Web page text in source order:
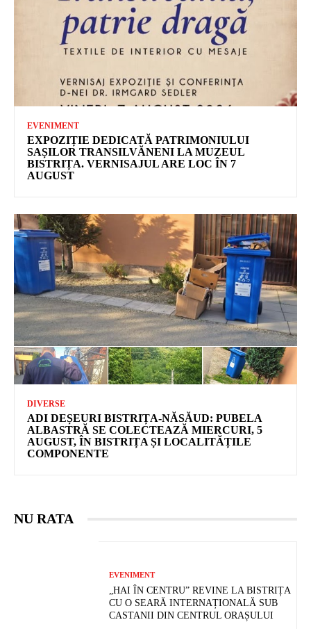
EVENIMENT
EXPOZIȚIE DEDICATĂ PATRIMONIULUI
SAȘILOR TRANSILVĂNENI LA MUZEUL
BISTRIȚA. VERNISAJUL ARE LOC ÎN 7
AUGUST
DIVERSE
ADI DEȘEURI BISTRIȚA-NĂSĂUD: PUBELA
ALBASTRĂ SE COLECTEAZĂ MIERCURI, 5
AUGUST, ÎN BISTRIȚA ȘI LOCALITĂȚILE
COMPONENTE
NU RATA
EVENIMENT
„HAI ÎN CENTRU” REVINE LA BISTRIȚA
CU O SEARĂ INTERNAȚIONALĂ SUB
CASTANII DIN CENTRUL ORAȘULUI